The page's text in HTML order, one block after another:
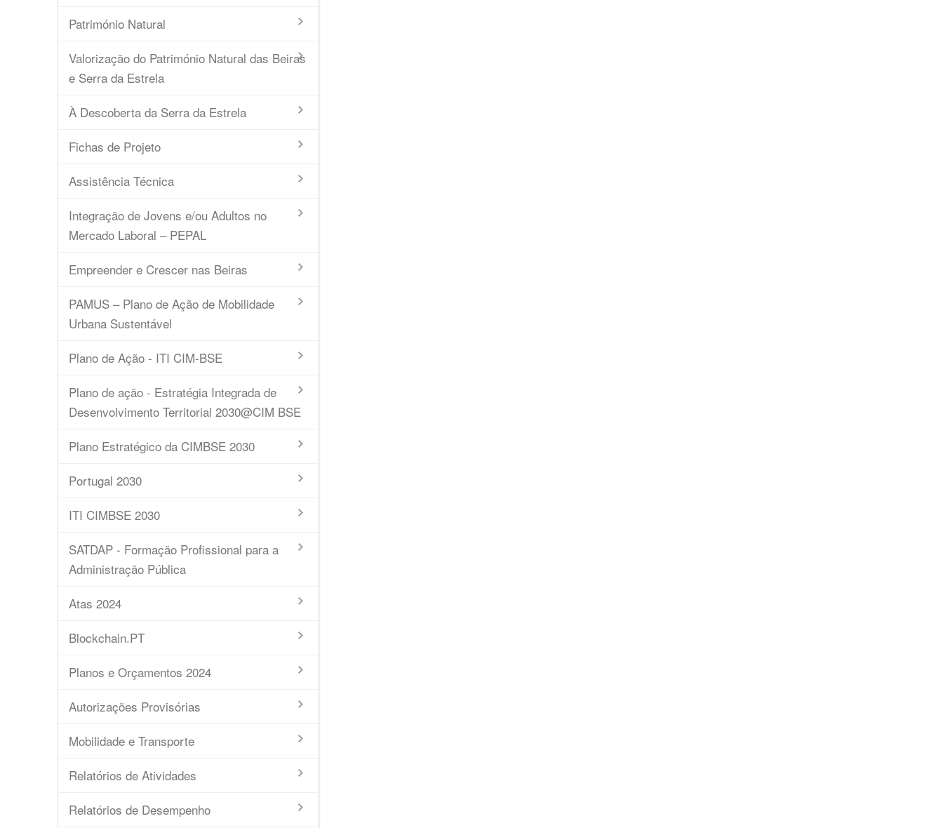
Património Natural
Valorização do Património Natural das Beiras
e Serra da Estrela
À Descoberta da Serra da Estrela
Fichas de Projeto
Assistência Técnica
Integração de Jovens e/ou Adultos no
Mercado Laboral – PEPAL
Empreender e Crescer nas Beiras
PAMUS – Plano de Ação de Mobilidade
Urbana Sustentável
Plano de Ação - ITI CIM-BSE
Plano de ação - Estratégia Integrada de
Desenvolvimento Territorial 2030@CIM BSE
Plano Estratégico da CIMBSE 2030
Portugal 2030
ITI CIMBSE 2030
SATDAP - Formação Profissional para a
Administração Pública
Atas 2024
Blockchain.PT
Planos e Orçamentos 2024
Autorizações Provisórias
Mobilidade e Transporte
Relatórios de Atividades
Relatórios de Desempenho